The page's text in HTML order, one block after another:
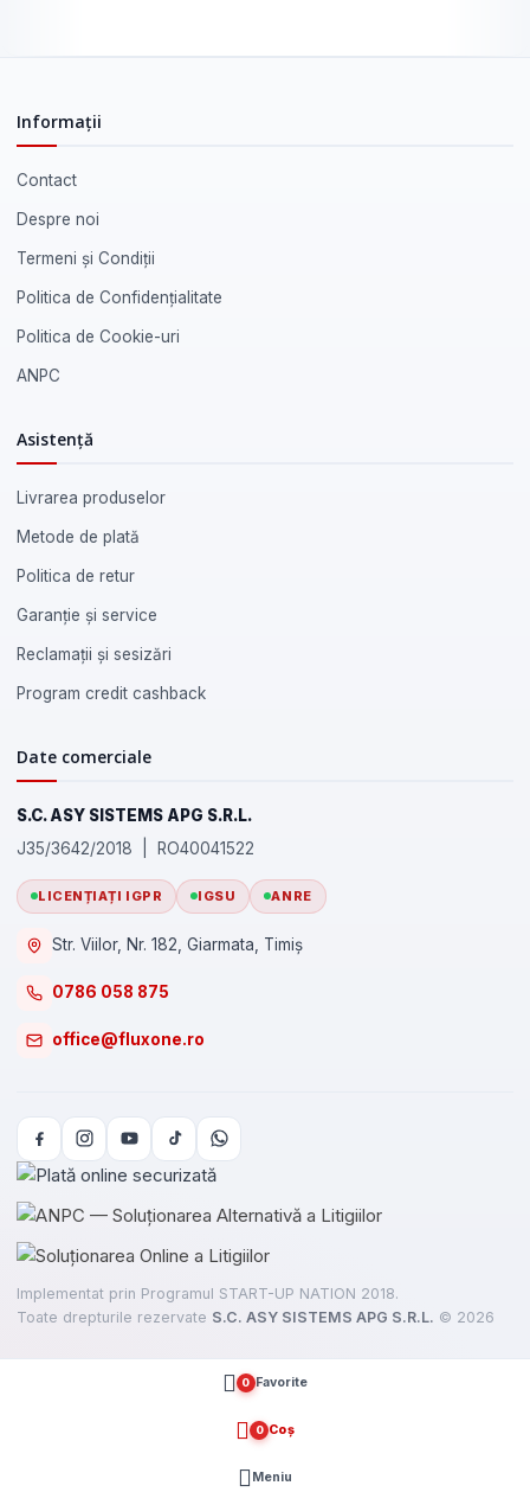
Informații
Contact
Despre noi
Termeni și Condiții
Politica de Confidențialitate
Politica de Cookie-uri
ANPC
Asistență
Livrarea produselor
Metode de plată
Politica de retur
Garanție și service
Reclamații și sesizări
Program credit cashback
Date comerciale
S.C. ASY SISTEMS APG S.R.L.
J35/3642/2018 | RO40041522
LICENȚIAȚI IGPR IGSU ANRE
Str. Viilor, Nr. 182, Giarmata, Timiș
0786 058 875
office@fluxone.ro
Implementat prin Programul START-UP NATION 2018.
Toate drepturile rezervate S.C. ASY SISTEMS APG S.R.L. © 2026
0 Favorite
0 Coș
Meniu